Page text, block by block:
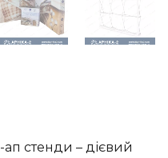
ап стенди – дієвий